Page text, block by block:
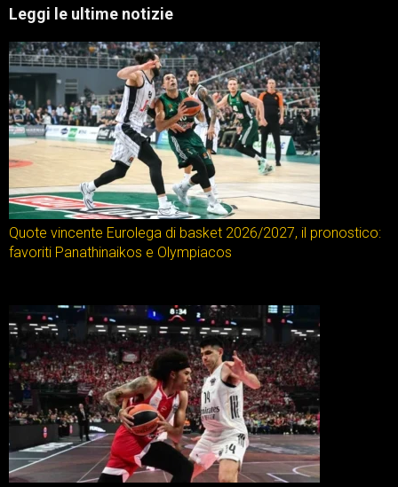
Leggi le ultime notizie
Quote vincente Eurolega di basket 2026/2027, il pronostico:
favoriti Panathinaikos e Olympiacos